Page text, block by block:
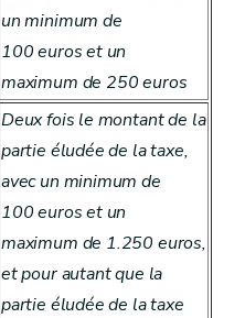
un minimum de
100 euros et un
maximum de 250 euros
Deux fois le montant de la
partie éludée de la taxe,
avec un minimum de
100 euros et un
maximum de 1.250 euros,
et pour autant que la
partie éludée de la taxe